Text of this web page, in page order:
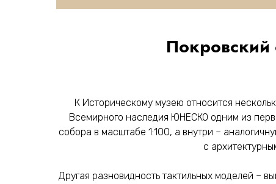
К Историческому музею относится
Всемирного наследия ЮНЕСКО одним из
собора в масштабе 1:100, а внутри –
с
Другая разновидность тактильных моделей –